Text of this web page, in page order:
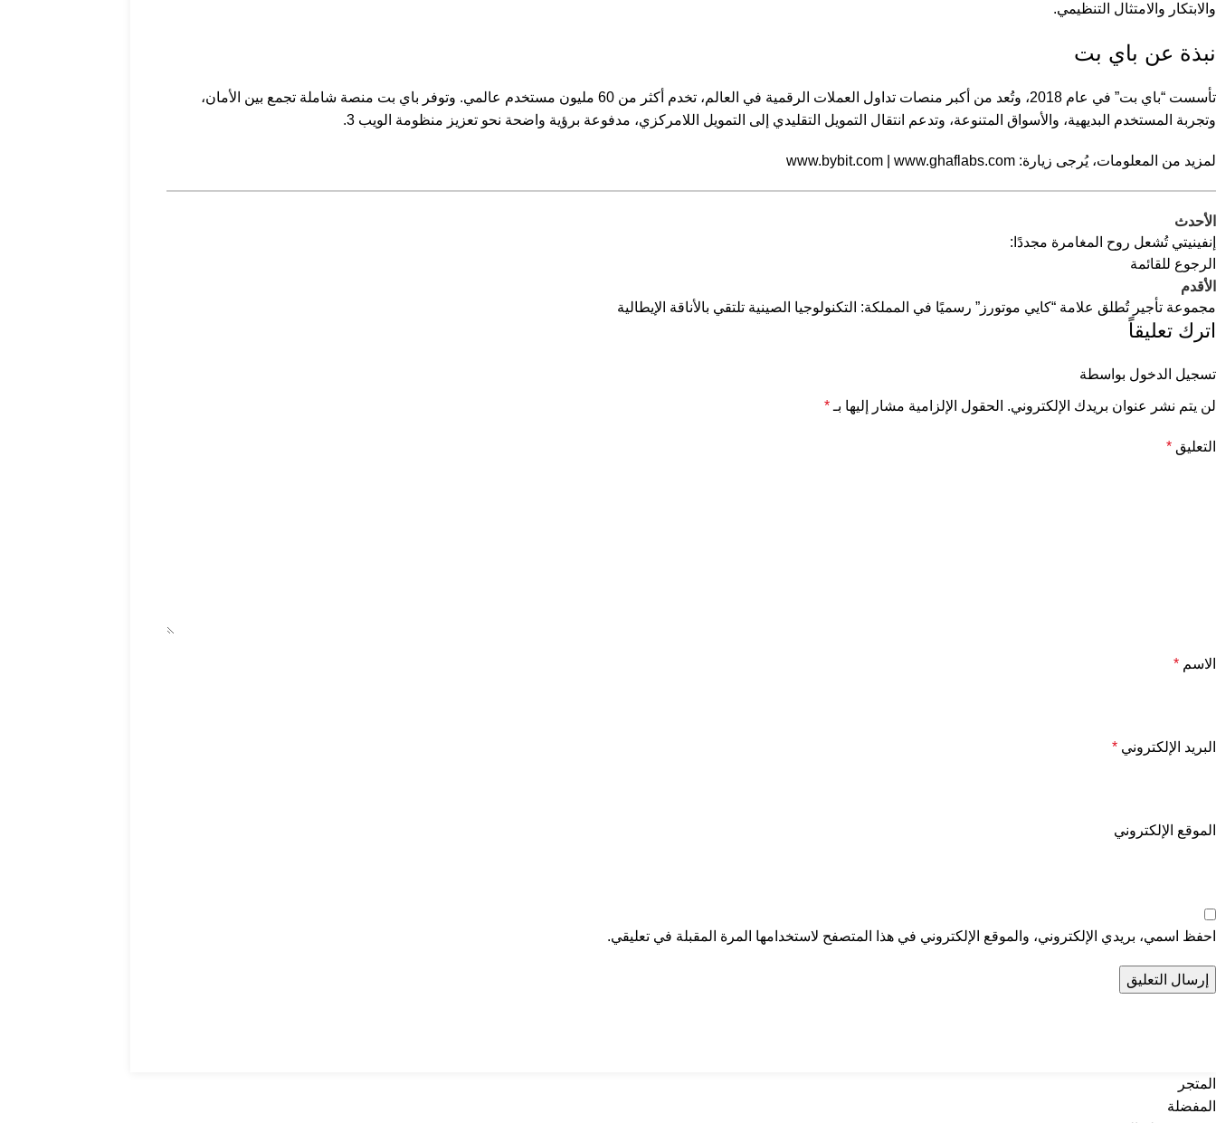
والابتكار والامتثال التنظيمي.
نبذة عن باي بت
تأسست “باي بت” في عام 2018، وتُعد من أكبر منصات تداول العملات الرقمية في العالم، تخدم أكثر من 60 مليون مستخدم عالمي. وتوفر باي بت منصة شاملة تجمع بين الأمان،
وتجربة المستخدم البديهية، والأسواق المتنوعة، وتدعم انتقال التمويل التقليدي إلى التمويل اللامركزي، مدفوعة برؤية واضحة نحو تعزيز منظومة الويب 3.
لمزيد من المعلومات، يُرجى زيارة: www.bybit.com www.ghaflabs.com
الأحدث
إنفينيتي تُشعل روح المغامرة مجددًا:
الرجوع للقائمة
الأقدم
مجموعة تأجير تُطلق علامة “كايي موتورز” رسميًا في المملكة: التكنولوجيا الصينية تلتقي بالأناقة الإيطالية
اترك تعليقاً
تسجيل الدخول بواسطة
لن يتم نشر عنوان بريدك الإلكتروني. الحقول الإلزامية مشار إليها بـ *
التعليق *
الاسم *
البريد الإلكتروني *
الموقع الإلكتروني
احفظ اسمي، بريدي الإلكتروني، والموقع الإلكتروني في هذا المتصفح لاستخدامها المرة المقبلة في تعليقي.
المتجر
المفضلة